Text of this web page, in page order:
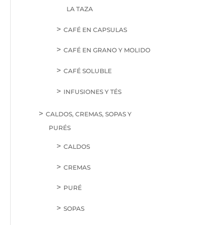
LA TAZA
CAFÉ EN CAPSULAS
CAFÉ EN GRANO Y MOLIDO
CAFÉ SOLUBLE
INFUSIONES Y TÉS
CALDOS, CREMAS, SOPAS Y
PURÉS
CALDOS
CREMAS
PURÉ
SOPAS